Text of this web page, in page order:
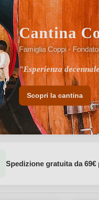
Cantina
Famiglia Coppi ·
"Esperienza
"Numerosi
Scopri la cantina
Spedizione gratuita da 69€